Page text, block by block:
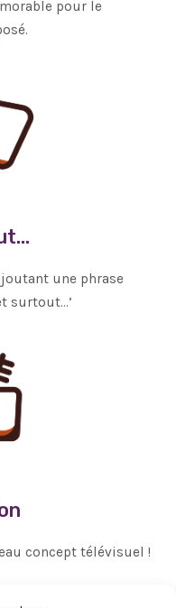
pour le
une phrase
surtout…’
concept télévisuel !